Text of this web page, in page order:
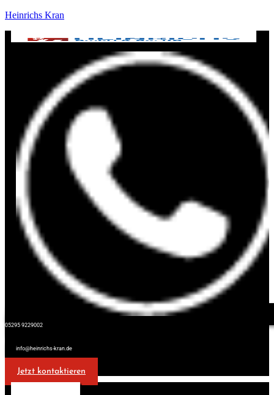
Heinrichs Kran
05295 9229002
info@heinrichs-kran.de
Jetzt kontaktieren